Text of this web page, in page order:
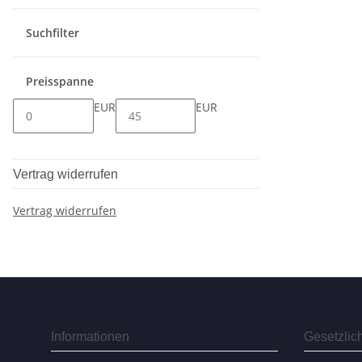
Suchfilter
Preisspanne
EUR
EUR
Vertrag widerrufen
Vertrag widerrufen
Informationen